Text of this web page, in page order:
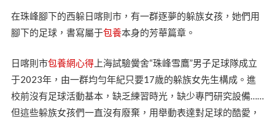
在珠峰腳下的西躲日喀則市，有一群逐夢的躲族女孩，她們用
腳下的足球，書寫屬于包養本身的芳華篇章。
日喀則市包養網心得上海試驗黌舍“珠峰雪鷹”男子足球隊成立
于2023年，由一群均勻年紀只要17歲的躲族女先生構成。進
校前沒有足球活動基本，缺乏練習時光，缺少專門研究設備……
但這些躲族女孩們一直沒有廢棄，用舉動表達對足球的酷愛，